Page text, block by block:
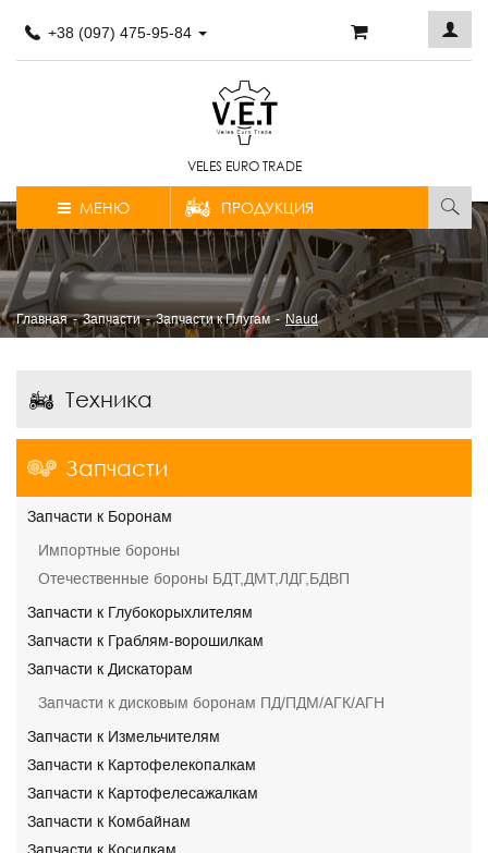
+38 (097) 475-95-84
VELES EURO TRADE
МЕНЮ ПРОДУКЦИЯ
Главная Запчасти Запчасти к Плугам Naud
Техника
Запчасти
Запчасти к Боронам
Импортные бороны
Отечественные бороны БДТ,ДМТ,ЛДГ,БДВП
Запчасти к Глубокорыхлителям
Запчасти к Граблям-ворошилкам
Запчасти к Дискаторам
Запчасти к дисковым боронам ПД/ПДМ/АГК/АГН
Запчасти к Измельчителям
Запчасти к Картофелекопалкам
Запчасти к Картофелесажалкам
Запчасти к Комбайнам